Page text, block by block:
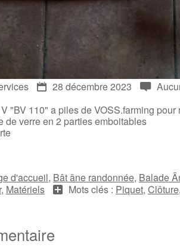
28 décembre 2023
"BV 110" a piles de VOSS.farming
de verre en 2 parties emboitables
d'accueil, Bât âne randonnée, Balade
, Matériels Mots clés : Piquet, Clôture,